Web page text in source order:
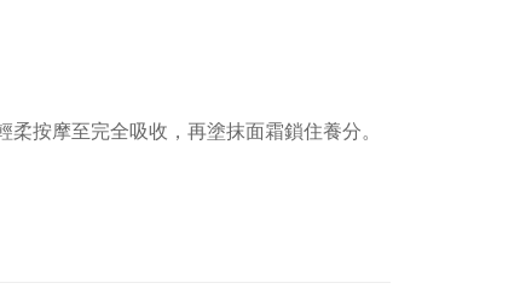
按摩至完全吸收，再塗抹面霜鎖住養分。